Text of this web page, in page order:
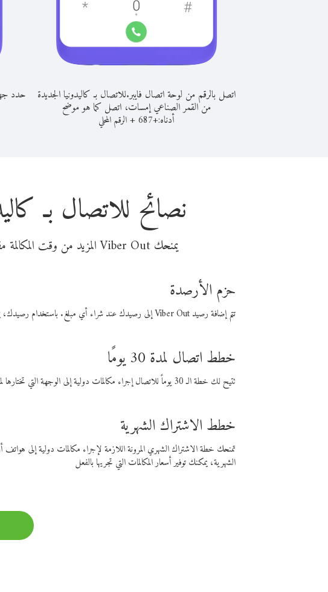
اتصل بالرقم من لوحة اتصال فايبر.للاتصال بـ كاليدونيا الجديدة
من القمر الصناعي إمسات، اتصل كما هو موضح
أدناه:+
687
+الرقم المحلي
حدد
نصائح للاتصال بـ
يمنحك Viber Out المزيد من وقت المكالمة مقابل تكلفة أقل من المال. اختر من أحد خيارات الاتصال المرنة ذات السعر المنخفض:
حزم الأرصدة
تتم إضافة رصيد Viber Out إلى رصيدك عند شراء أي مبلغ. باستخدام رصيدك، يمكنك إجراء مكالمات إلى أي رقم في العالم بأسعار فايبر المنخفضة.
خطط اتصال لمدة 30 يومًا
تتيح لك خطة الـ 30 يوماً للاتصال إجراء مكالمات دولية إلى الوجهة التي تختارها لمدة 30 يوماً بأسعار فايبر المنخفضة.
خطط الاشتراك الشهرية
تمنحك خطة الاشتراك الشهري المرونة اللازمة لإجراء مكالمات دولية إلى
الشهرية، يمكنك توفير أسعار المكالمات التي تجريها بالفعل